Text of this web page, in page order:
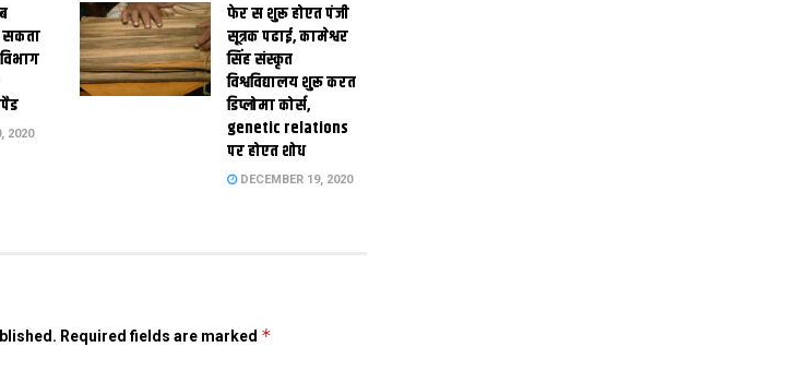
सकता
2020
फेर स शुरू होएत पंजी
सूत्रक पढाई, कामेश्वर
सिंह संस्कृत
विश्वविद्यालय शुरू करत
डिप्लोमा कोर्स,
genetic relations
पर होएत शोध
DECEMBER 19, 2020
Required fields are marked *